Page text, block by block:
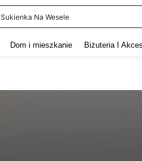
Sukienka Na Wesele
Dom i mieszkanie Biżuteria I